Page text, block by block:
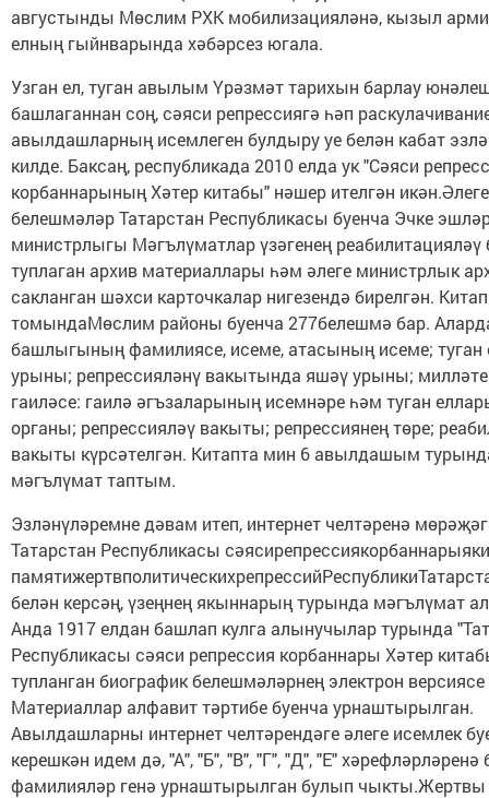
августынды Мөслим РХК мобилизацияләнә, кызыл
елның гыйнварында хәбәрсез югала.
Узган ел, туган авылым Үрәзмәт тарихын барлау
башлаганнан соң, сәяси репрессиягә һәп
авылдашларның исемлеген булдыру уе белән кабат
килде. Баксаң, республикада 2010 елда ук "Сәяси
корбаннарының Хәтер китабы" нәшер ителгән
белешмәләр Татарстан Республикасы буенча Эчке
министрлыгы Мәгълүматлар үзәгенең реабилитацияләү
туплаган архив материаллары һәм әлеге министрлык
сакланган шәхси карточкалар нигезендә бирелгән.
томындаМөслим районы буенча 277белешмә бар.
башлыгының фамилиясе, исеме, атасының исеме; туган
урыны; репрессияләнү вакытында яшәү урыны;
гаиләсе: гаилә әгъзаларының исемнәре һәм туган
органы; репрессияләү вакыты; репрессиянең төре;
вакыты күрсәтелгән. Китапта мин 6 авылдашым
мәгълүмат таптым.
Эзләнүләремне дәвам итеп, интернет челтәренә
Татарстан Республикасы
белән керсәң, үзеңнең якыннарың турында мәгълүмат
Анда 1917 елдан башлап кулга алынучылар турында
Республикасы сәяси репрессия корбаннары Хәтер
тупланган биографик белешмәләрнең электрон версиясе
Материаллар алфавит тәртибе буенча урнаштырылган.
Авылдашларны интернет челтәрендәге әлеге исемлек
керешкән идем дә, "А", "Б", "В", "Г", "Д", "Е" хәрефләрләренә
фамилияләр генә урнаштырылган булып чыкты.Жертвы